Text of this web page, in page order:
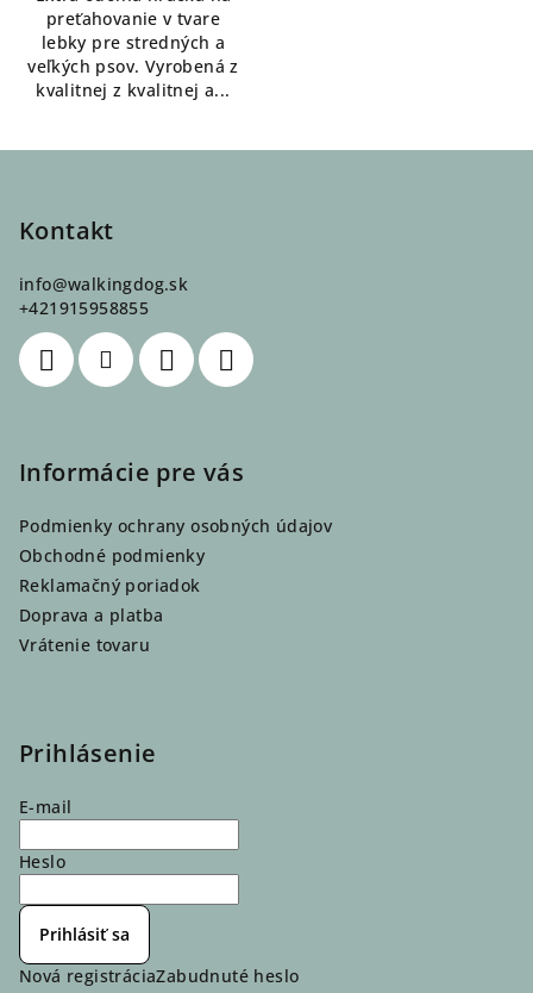
preťahovanie v tvare
lebky pre stredných a
veľkých psov. Vyrobená z
kvalitnej z kvalitnej a...
Kontakt
info@walkingdog.sk
+421915958855
Informácie pre vás
Podmienky ochrany osobných údajov
Obchodné podmienky
Reklamačný poriadok
Doprava a platba
Vrátenie tovaru
Prihlásenie
E-mail
Heslo
Prihlásiť sa
Nová registráciaZabudnuté heslo